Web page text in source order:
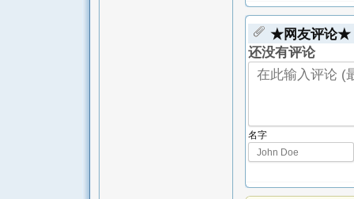
★网友评论★
还没有评论
名字